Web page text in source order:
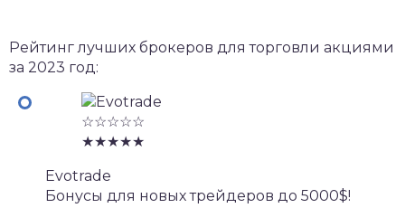
Рейтинг лучших брокеров для торговли акциями
за 2023 год:
☆☆☆☆☆
★★★★★
Evotrade
Бонусы для новых трейдеров до 5000$!